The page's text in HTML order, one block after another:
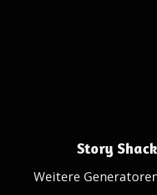
Story
Weitere